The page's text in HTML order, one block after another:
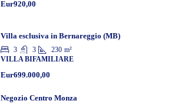
Eur920,00
Villa esclusiva in Bernareggio (MB)
3 3 230 m²
VILLA BIFAMILIARE
Eur699.000,00
Negozio Centro Monza